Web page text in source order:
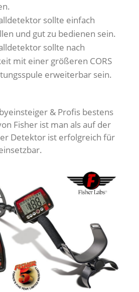
sollte einfach
und gut zu bedienen sein.
sollte nach
mit einer größeren CORS
erweiterbar sein.
& Profis bestens
Fisher ist man als auf der
Detektor ist erfolgreich für